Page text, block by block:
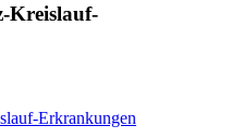
Kreislauf-